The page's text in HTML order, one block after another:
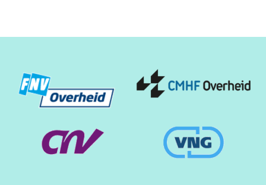
Partners